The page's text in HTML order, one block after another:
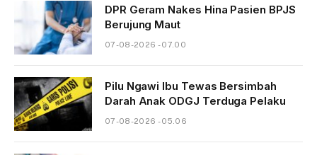
DPR Geram Nakes Hina Pasien BPJS
Berujung Maut
07-08-2026 - 07.00
Pilu Ngawi Ibu Tewas Bersimbah
Darah Anak ODGJ Terduga Pelaku
07-08-2026 - 05.06